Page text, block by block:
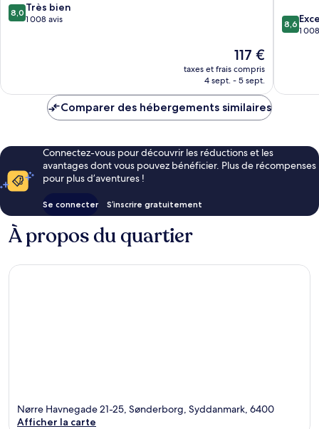
8.0
sur
8,0 Très bien
1 008 avis
Le
nouveau
prix
de
117 €
taxes et frais compris
4 sept. - 5 sept.
8.6
sur
8,6
1
Comparer des hébergements similaires
Connectez-vous pour découvrir les réductions et les
avantages dont vous pouvez bénéficier. Plus de récompenses
pour plus d’aventures !
Se connecter S’inscrire gratuitement
À propos du quartier
Nørre Havnegade 21-25, Sønderborg, Syddanmark, 6400
Afficher la carte